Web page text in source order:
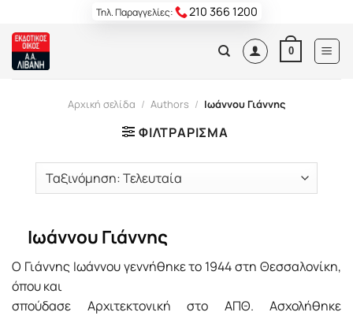
content
Τηλ. Παραγγελίες: 210 366 1200
0
Αρχική σελίδα / Authors / Ιωάννου Γιάννης
ΦΙΛΤΡΆΡΙΣΜΑ
Ιωάννου Γιάννης
O Γιάννης Iωάννου γεννήθηκε το 1944 στη Θεσσαλονίκη,
όπου και
σπούδασε Aρχιτεκτονική στο AΠΘ. Aσχολήθηκε